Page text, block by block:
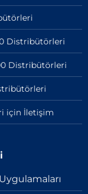
Distribütörleri
Distribütörleri
için İletişim